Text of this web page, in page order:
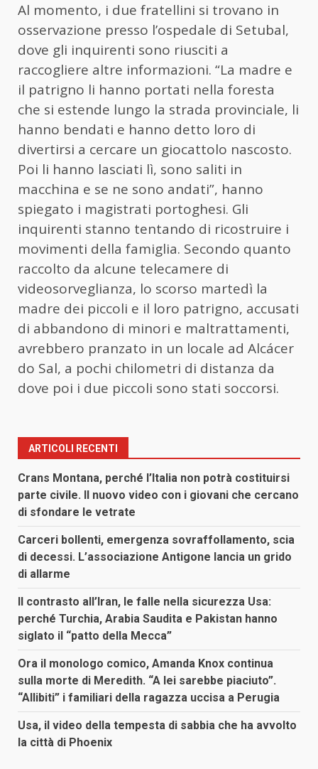
Al momento, i due fratellini si trovano in
osservazione presso l’ospedale di Setubal,
dove gli inquirenti sono riusciti a
raccogliere altre informazioni. “La madre e
il patrigno li hanno portati nella foresta
che si estende lungo la strada provinciale, li
hanno bendati e hanno detto loro di
divertirsi a cercare un giocattolo nascosto.
Poi li hanno lasciati lì, sono saliti in
macchina e se ne sono andati”, hanno
spiegato i magistrati portoghesi. Gli
inquirenti stanno tentando di ricostruire i
movimenti della famiglia. Secondo quanto
raccolto da alcune telecamere di
videosorveglianza, lo scorso martedì la
madre dei piccoli e il loro patrigno, accusati
di abbandono di minori e maltrattamenti,
avrebbero pranzato in un locale ad Alcácer
do Sal, a pochi chilometri di distanza da
dove poi i due piccoli sono stati soccorsi.
ARTICOLI RECENTI
Crans Montana, perché l’Italia non potrà costituirsi
parte civile. Il nuovo video con i giovani che cercano
di sfondare le vetrate
Carceri bollenti, emergenza sovraffollamento, scia
di decessi. L’associazione Antigone lancia un grido
di allarme
Il contrasto all’Iran, le falle nella sicurezza Usa:
perché Turchia, Arabia Saudita e Pakistan hanno
siglato il “patto della Mecca”
Ora il monologo comico, Amanda Knox continua
sulla morte di Meredith. “A lei sarebbe piaciuto”.
“Allibiti” i familiari della ragazza uccisa a Perugia
Usa, il video della tempesta di sabbia che ha avvolto
la città di Phoenix